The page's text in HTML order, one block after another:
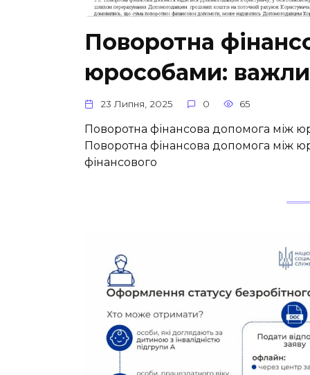
Поворотна
юрособами:
23 Липня, 2025 0 65
Поворотна фінансова допомога між
Поворотна фінансова допомога між
фінансового